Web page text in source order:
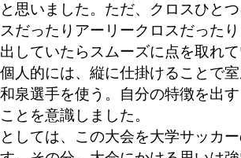
思いました。ただ、クロスひと
だったりアーリークロスだった
していたらスムーズに点を取れ
人的には、縦に仕掛けることで
泉選手を使う。自分の特徴を出
とを意識しました。
しては、この大会を大学サッカ